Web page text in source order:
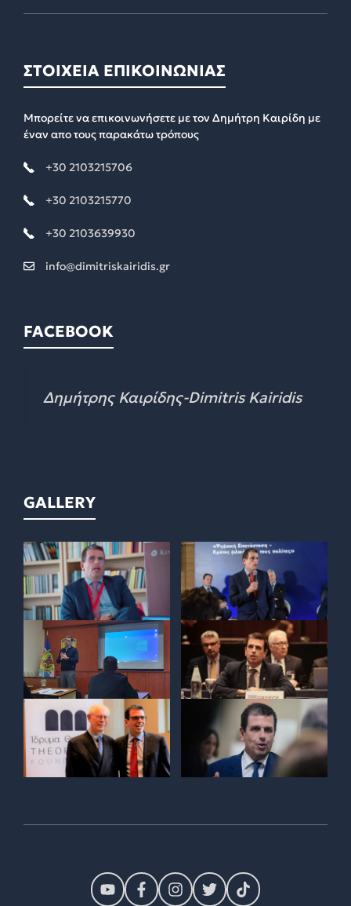
ΣΤΟΙΧΕΙΑ ΕΠΙΚΟΙΝΩΝΙΑΣ
Μπορείτε να επικοινωνήσετε με τον Δημήτρη Καιρίδη με
έναν απο τους παρακάτω τρόπους
+30 2103215706
+30 2103215770
+30 2103639930
info@dimitriskairidis.gr
FACEBOOK
Δημήτρης Καιρίδης-Dimitris Kairidis
GALLERY